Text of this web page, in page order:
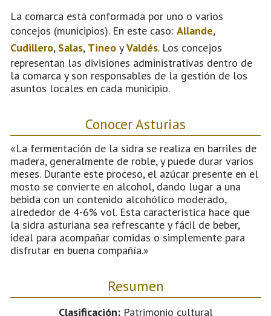
La comarca está conformada por uno o varios
concejos (municipios). En este caso: Allande,
Cudillero, Salas, Tineo yValdés. Los concejos
representan las divisiones administrativas dentro de
la comarca y son responsables de la gestión de los
asuntos locales en cada municipio.
Conocer Asturias
«La fermentación de la sidra se realiza en barriles de
madera, generalmente de roble, y puede durar varios
meses. Durante este proceso, el azúcar presente en el
mosto se convierte en alcohol, dando lugar a una
bebida con un contenido alcohólico moderado,
alrededor de 4-6% vol. Esta característica hace que
la sidra asturiana sea refrescante y fácil de beber,
ideal para acompañar comidas o simplemente para
disfrutar en buena compañía.»
Resumen
Clasificación:Patrimonio cultural